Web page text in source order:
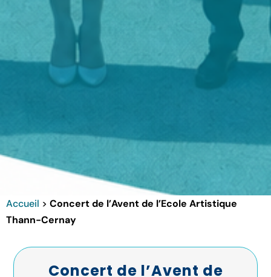
Accueil > Concert de l’Avent de l’Ecole Artistique
Thann-Cernay
Concert de l’Avent de